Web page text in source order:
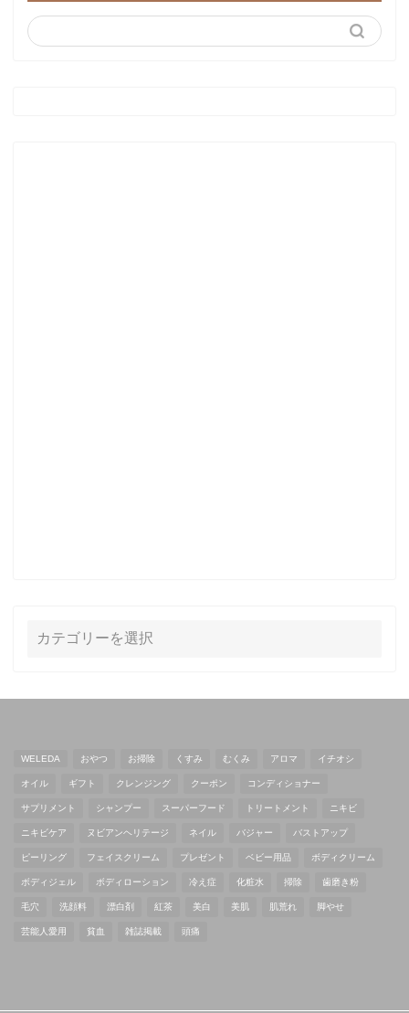
WELEDA おやつ お掃除 くすみ むくみ アロマ イチオシ
オイル ギフト クレンジング クーポン コンディショナー
サプリメント シャンプー スーパーフード トリートメント ニキビ
ニキビケア ヌビアンヘリテージ ネイル バジャー バストアップ
ピーリング フェイスクリーム プレゼント ベビー用品 ボディクリーム
ボディジェル ボディローション 冷え症 化粧水 掃除 歯磨き粉
毛穴 洗顔料 漂白剤 紅茶 美白 美肌 肌荒れ 脚やせ
芸能人愛用 貧血 雑誌掲載 頭痛